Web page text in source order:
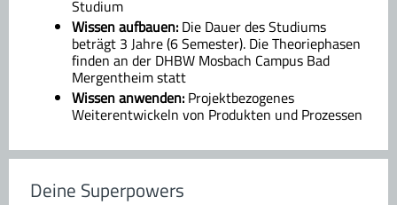
Studium
Wissen aufbauen: Die Dauer des Studiums
beträgt 3 Jahre (6 Semester). Die Theoriephasen
finden an der DHBW Mosbach Campus Bad
Mergentheim statt
Wissen anwenden: Projektbezogenes
Weiterentwickeln von Produkten und Prozessen
Deine Superpowers